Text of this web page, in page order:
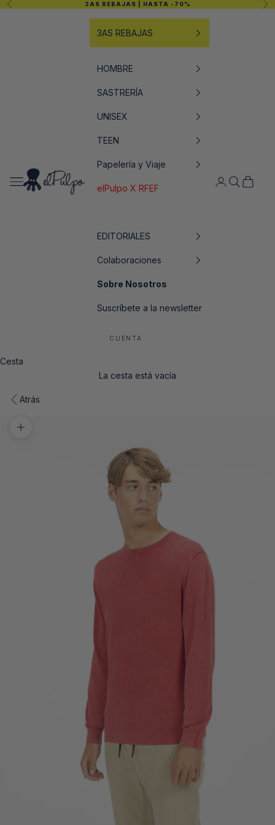
Ir al contenido
Anterior 3AS REBAJAS | HASTA -70%
elPulpo
Abrir menú de navegación Abrir página
AbrirAbrir
3AS REBAJAS
HOMBRE
SASTRERÍA
UNISEX
TEEN
Papelería y Viaje
elPulpo X RFEF
EDITORIALES
Colaboraciones
Sobre Nosotros
Suscríbete a la newsletter
CUENTA
Cesta
La cesta está vacía
Atrás
Zoom